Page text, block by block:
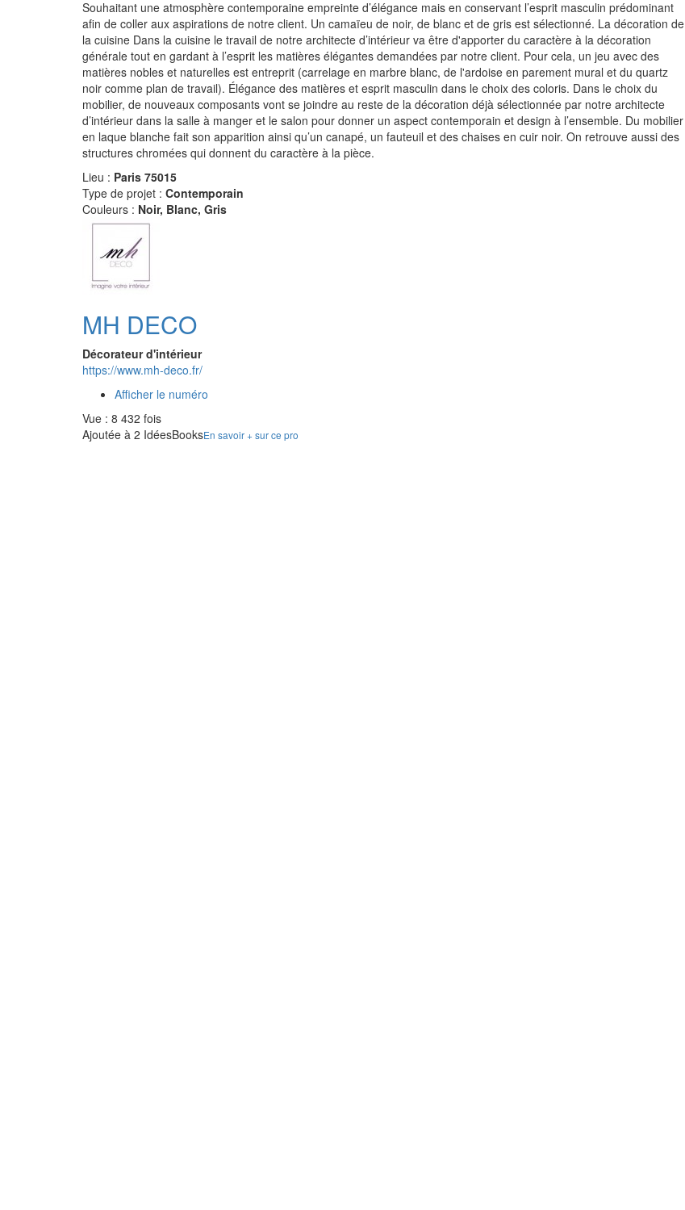
Souhaitant une atmosphère contemporaine empreinte d’élégance mais en conservant l’esprit masculin prédominant
afin de coller aux aspirations de notre client. Un camaïeu de noir, de blanc et de gris est sélectionné. La décoration de
la cuisine Dans la cuisine le travail de notre architecte d’intérieur va être d'apporter du caractère à la décoration
générale tout en gardant à l’esprit les matières élégantes demandées par notre client. Pour cela, un jeu avec des
matières nobles et naturelles est entreprit (carrelage en marbre blanc, de l'ardoise en parement mural et du quartz
noir comme plan de travail). Élégance des matières et esprit masculin dans le choix des coloris. Dans le choix du
mobilier, de nouveaux composants vont se joindre au reste de la décoration déjà sélectionnée par notre architecte
d’intérieur dans la salle à manger et le salon pour donner un aspect contemporain et design à l’ensemble. Du mobilier
en laque blanche fait son apparition ainsi qu’un canapé, un fauteuil et des chaises en cuir noir. On retrouve aussi des
structures chromées qui donnent du caractère à la pièce.
Lieu : Paris 75015
Type de projet : Contemporain
Couleurs : Noir, Blanc, Gris
MH DECO
Décorateur d'intérieur
https://www.mh-deco.fr/
Afficher le numéro
Vue : 8 432 fois
Ajoutée à 2 IdéesBooksEn savoir + sur ce pro